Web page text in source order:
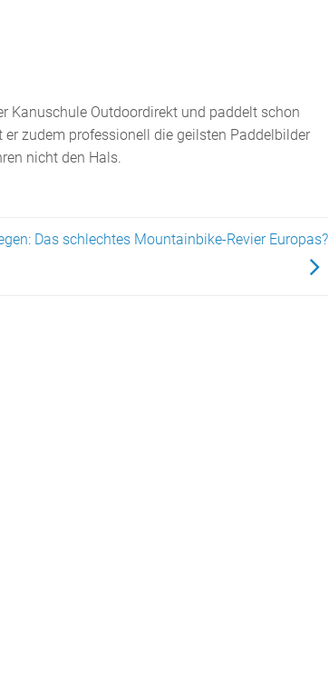
Kanuschule Outdoordirekt und paddelt schon
zudem professionell die geilsten Paddelbilder
nicht den Hals.
Das schlechtes Mountainbike-Revier Europas?